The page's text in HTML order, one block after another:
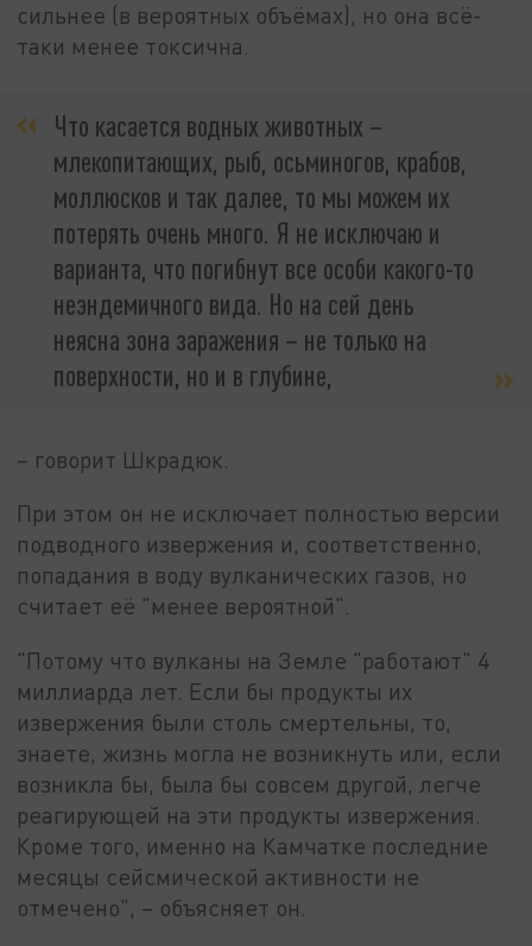
сильнее (в вероятных объёмах), но она всё-
таки менее токсична.
Что касается водных животных –
млекопитающих, рыб, осьминогов, крабов,
моллюсков и так далее, то мы можем их
потерять очень много. Я не исключаю и
варианта, что погибнут все особи какого-то
неэндемичного вида. Но на сей день
неясна зона заражения – не только на
поверхности, но и в глубине,
– говорит Шкрадюк.
При этом он не исключает полностью версии
подводного извержения и, соответственно,
попадания в воду вулканических газов, но
считает её "менее вероятной".
"Потому что вулканы на Земле "работают" 4
миллиарда лет. Если бы продукты их
извержения были столь смертельны, то,
знаете, жизнь могла не возникнуть или, если
возникла бы, была бы совсем другой, легче
реагирующей на эти продукты извержения.
Кроме того, именно на Камчатке последние
месяцы сейсмической активности не
отмечено", – объясняет он.